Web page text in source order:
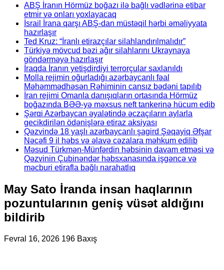
ABŞ İranın Hörmüz boğazı ilə bağlı vədlərinə etibar
etmir və onları yoxlayacaq
İsrail İrana qarşı ABŞ-dan müstəqil hərbi əməliyyata
hazırlaşır
Ted Kruz: “İranlı etirazçılar silahlandırılmalıdır”
Türkiyə mövcud bəzi ağır silahlarını Ukraynaya
göndərməyə hazırlaşır
İraqda İranın yetişdirdiyi terrorçular saxlanıldı
Molla rejimin oğurladığı azərbaycanlı fəal
Məhəmmədhəsən Rəhiminin cansız bədəni tapılıb
İran rejimi Omanla danışıqların ortasında Hörmüz
boğazında BƏƏ-yə məxsus neft tankerinə hücum edib
Şərqi Azərbaycan əyalətində əczaçıların aylarla
gecikdirilən ödənişlərə etiraz aksiyası
Qəzvində 18 yaşlı azərbaycanlı şagird Şəqayiq Əfşar
Nəcəfi 9 il həbs və əlavə cəzalara məhkum edilib
Məsud Türkmən-Münfərdin həbsinin davam etməsi və
Qəzvinin Çubinəndər həbsxanasında işgəncə və
məcburi etirafla bağlı narahatlıq
May Sato İranda insan haqlarının
pozuntularının geniş vüsət aldığını
bildirib
Fevral 16, 2026 196 Baxış